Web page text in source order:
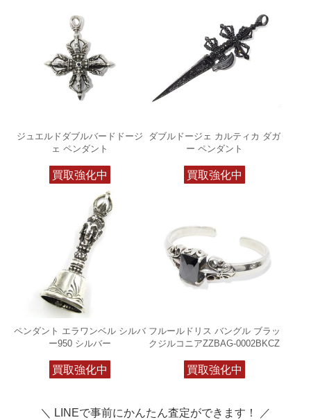
ジュエルドダブルバードドージ
ェ ペンダント
買取強化中
ダブルドージェ カルティカ ダガ
ー ペンダント
買取強化中
ペンダント エラワンベル シルバ
ー950 シルバー
買取強化中
フルールドリス バングル ブラッ
クジルコニアZZBAG-0002BKCZ
買取強化中
＼ LINEで事前にかんたん査定ができます！ ／